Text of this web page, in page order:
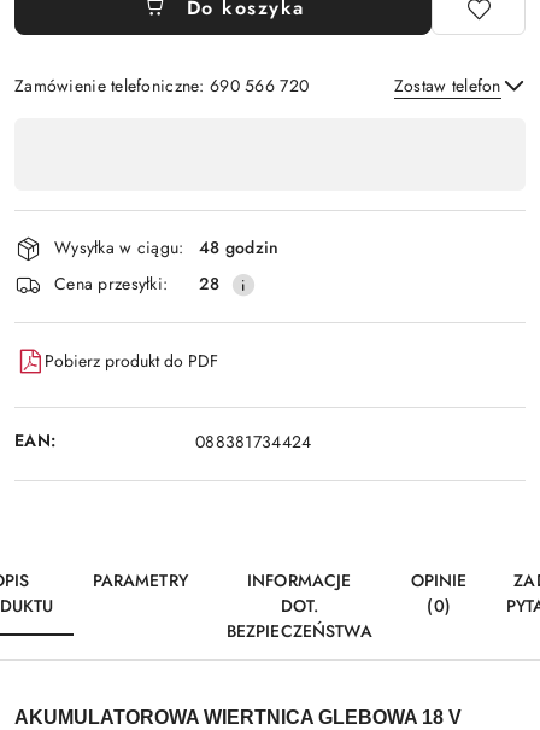
Do koszyka
Zamówienie telefoniczne: 690 566 720 Zostaw telefon
płatność
i
dostawa
Wysyłka w ciągu:
48 godzin
Cena przesyłki:
28
Pobierz produkt do PDF
EAN: 088381734424
PARAMETRY
INFORMACJE
DOT.
BEZPIECZEŃSTWA
OPINIE
(0)
AKUMULATOROWA WIERTNICA GLEBOWA 18 V